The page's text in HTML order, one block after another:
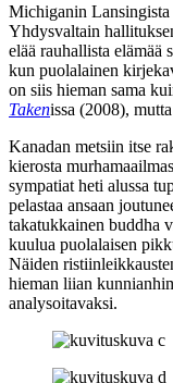
Michiganin Lansingista
Yhdysvaltain
elää rauhallista
kun puolalainen
on siis hieman sama
Takenissa (2008),
Kanadan metsiin itse
kierosta
sympatiat heti alussa
pelastaa ansaan
takatukkainen buddha
kuulua puolalaisen
Näiden
hieman liian
analysoitavaksi.